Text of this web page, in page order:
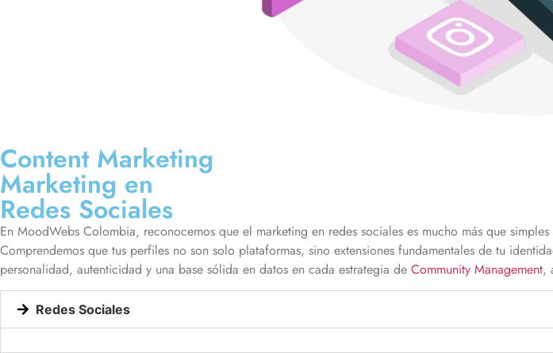
Content Marketing
Marketing en
Redes Sociales
En MoodWebs Colombia, reconocemos que el marketing en redes sociales es mucho más que
Comprendemos que tus perfiles no son solo plataformas, sino extensiones fundamentales de tu
personalidad, autenticidad y una base sólida en datos en cada estrategia de Community Management,
Redes Sociales